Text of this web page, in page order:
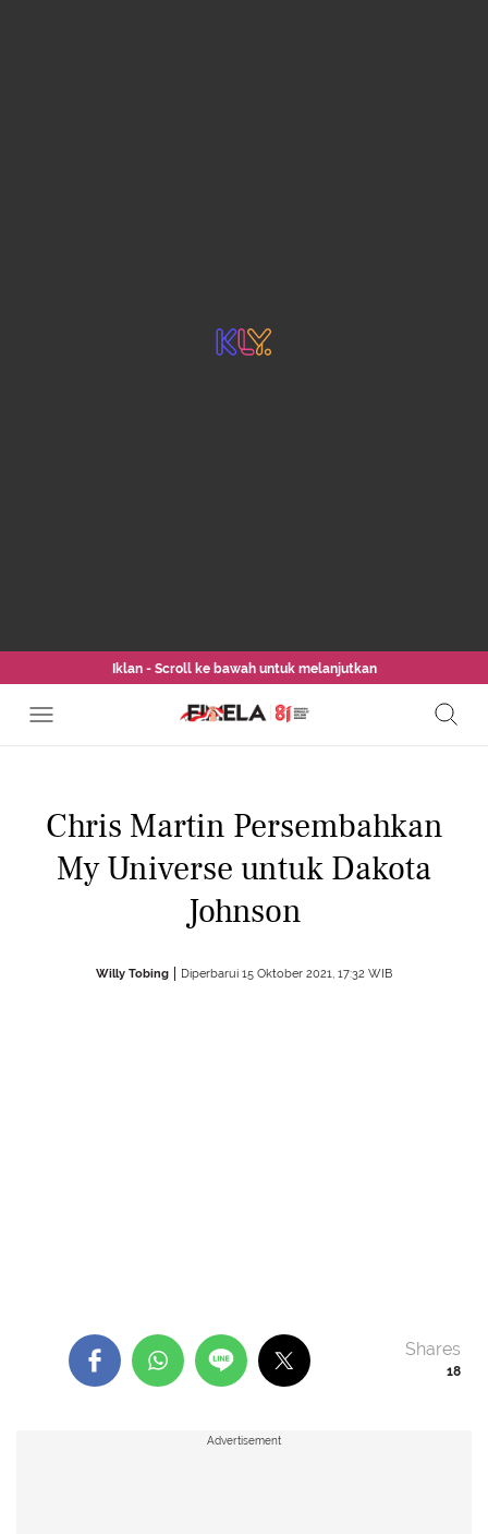
Iklan - Scroll ke bawah untuk melanjutkan
Chris Martin Persembahkan
My Universe untuk Dakota
Johnson
Willy Tobing Diperbarui 15 Oktober 2021, 17:32 WIB
18
Shares
Advertisement